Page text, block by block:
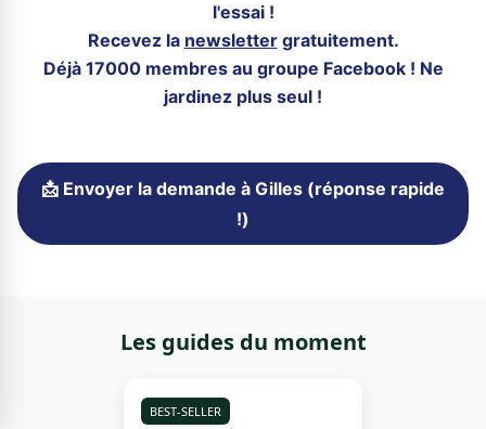
l'essai !
Recevez la newslettergratuitement.
Déjà 17000 membres au groupe Facebook ! Ne
jardinez plus seul !
📩 Envoyer la demande à Gilles (réponse rapide
!)
Les guides du moment
BEST-SELLER